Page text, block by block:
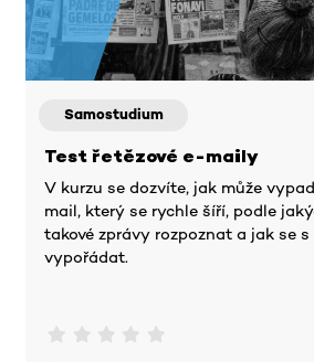
Samostudium
Test řetězové e-maily
V kurzu se dozvíte, jak může
mail, který se rychle šíří, podle
takové zprávy rozpoznat a jak se s
vypořádat.